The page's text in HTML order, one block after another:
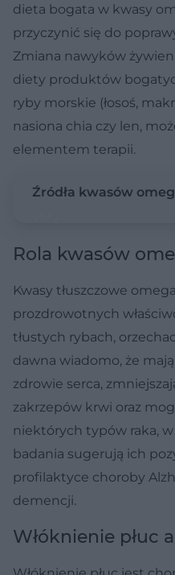
dieta bogata w kwasy
przyczynić się do
Zmiana nawyków
diety produktów
ryby morskie (łosoś,
nasiona chia czy len,
elementem terapii.
Źródła kwasów
Rola kwasów
Kwasy tłuszczowe
prozdrowotnych
tłustych rybach,
dawna wiadomo, że
zdrowie serca,
zakrzepów krwi oraz
niektórych typów raka,
badania sugerują ich
profilaktyce choroby
demencji.
Włóknienie płuc